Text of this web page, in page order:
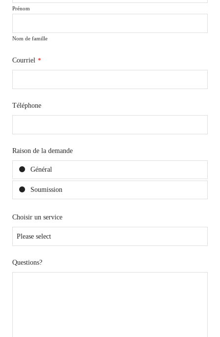
Prénom
Nom de famille
Courriel *
Téléphone
Raison de la demande
Général
Soumission
Choisir un service
Questions?